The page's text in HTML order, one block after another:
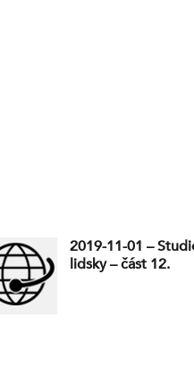
2019-11-01 –
lidsky – část 12.